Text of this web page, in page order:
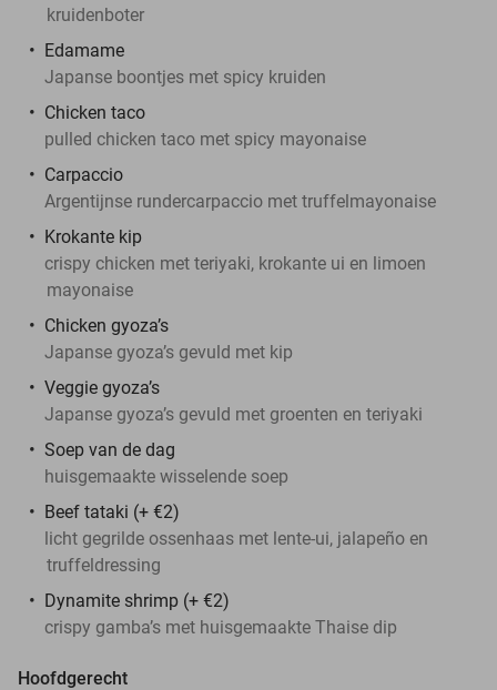
kruidenboter
Edamame
Japanse boontjes met spicy kruiden
Chicken taco
pulled chicken taco met spicy mayonaise
Carpaccio
Argentijnse rundercarpaccio met truffelmayonaise
Krokante kip
crispy chicken met teriyaki, krokante ui en limoen
mayonaise
Chicken gyoza’s
Japanse gyoza’s gevuld met kip
Veggie gyoza’s
Japanse gyoza’s gevuld met groenten en teriyaki
Soep van de dag
huisgemaakte wisselende soep
Beef tataki (+ €2)
licht gegrilde ossenhaas met lente-ui, jalapeño en
truffeldressing
Dynamite shrimp (+ €2)
crispy gamba’s met huisgemaakte Thaise dip
Hoofdgerecht